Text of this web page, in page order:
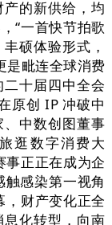
的新供给，均
“一首快节拍歌
硕体验形式，
是毗连全球消费
十届四中全会
原创 IP 冲破中
中数创图董事
逛数字消费大
事正正在成为企
感染第一视角
财产变化正全
化转型，向南